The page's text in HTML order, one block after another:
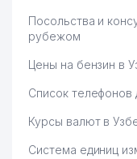
Посольства и
рубежом
Цены на бензин в
Список телефонов
Курсы валют в
Система единиц